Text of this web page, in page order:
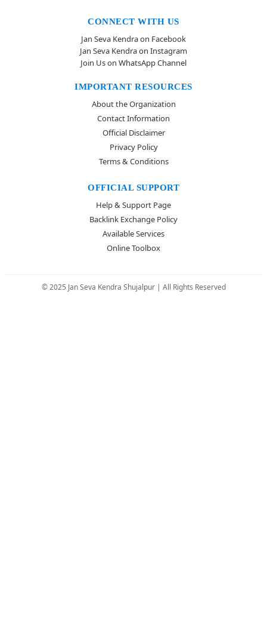
CONNECT WITH US
Jan Seva Kendra on Facebook
Jan Seva Kendra on Instagram
Join Us on WhatsApp Channel
IMPORTANT RESOURCES
About the Organization
Contact Information
Official Disclaimer
Privacy Policy
Terms & Conditions
OFFICIAL SUPPORT
Help & Support Page
Backlink Exchange Policy
Available Services
Online Toolbox
© 2025 Jan Seva Kendra Shujalpur | All Rights Reserved